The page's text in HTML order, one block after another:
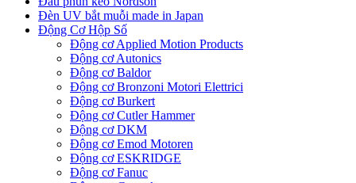
Đèn UV bắt muỗi made in Japan
Động Cơ Hộp Số
Động cơ Applied Motion Products
Động cơ Autonics
Động cơ Baldor
Động cơ Bronzoni Motori Elettrici
Động cơ Burkert
Động cơ Cutler Hammer
Động cơ DKM
Động cơ Emod Motoren
Động cơ ESKRIDGE
Động cơ Fanuc